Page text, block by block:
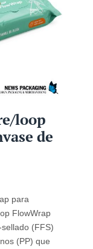
loop
de
para
FlowWrap
(FFS)
(PP) que